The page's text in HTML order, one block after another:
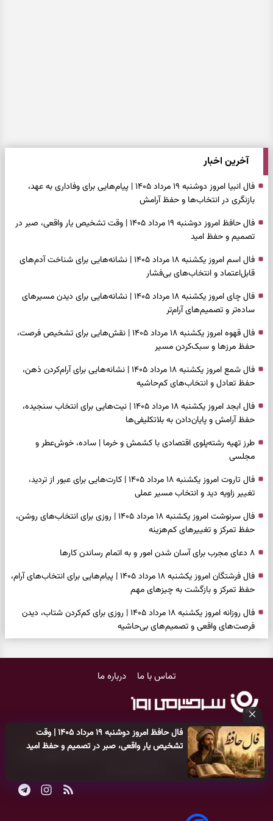
فال حافظ امروز دوشنبه ۱۹ مرداد ۱۴۰۵ | وقت
تشخیص یار واقعی، صبر در تصمیم و حفظ امید
آخرین اخبار
فال انبیا امروز دوشنبه ۱۹ مرداد ۱۴۰۵ | پیام‌هایی برای وفاداری به عهد،
بازنگری در انتخاب‌ها و حفظ آرامش
فال حافظ امروز دوشنبه ۱۹ مرداد ۱۴۰۵ | وقت تشخیص یار واقعی، صبر در
تصمیم و حفظ امید
فال اسم امروز یکشنبه ۱۸ مرداد ۱۴۰۵ | نشانه‌هایی برای شناخت آدم‌های
قابل‌اعتماد و انتخاب‌های بی‌فشار
فال چای امروز یکشنبه ۱۸ مرداد ۱۴۰۵ | نشانه‌هایی برای دیدن مسیرهای
ساده‌تر و تصمیم‌های آرام‌تر
فال قهوه امروز یکشنبه ۱۸ مرداد ۱۴۰۵ | نقش‌هایی برای تشخیص فرصت،
حفظ مرزها و سبک‌کردن مسیر
فال شمع امروز یکشنبه ۱۸ مرداد ۱۴۰۵ | نشانه‌هایی برای آرام‌کردن ذهن،
حفظ تعادل و انتخاب‌های کم‌حاشیه
فال ابجد امروز یکشنبه ۱۸ مرداد ۱۴۰۵ | نیت‌هایی برای انتخاب سنجیده،
حفظ آرامش و پایان‌دادن به بلاتکلیفی‌ها
طرز تهیه رشته‌پلوی اقتصادی با کشمش و خرما | ساده، خوش‌عطر و
مجلسی
فال تاروت امروز یکشنبه ۱۸ مرداد ۱۴۰۵ | کارت‌هایی برای عبور از تردید،
تغییر زاویه دید و انتخاب مسیر عملی
فال سرنوشت امروز یکشنبه ۱۸ مرداد ۱۴۰۵ | روزی برای انتخاب‌های روشن،
حفظ تمرکز و تغییرهای کم‌هزینه
۸ دعای مجرب برای آسان شدن امور و به اتمام رساندن کار‌ها
فال فرشتگان امروز یکشنبه ۱۸ مرداد ۱۴۰۵ | پیام‌هایی برای انتخاب‌های آرام،
حفظ تمرکز و بازگشت به چیزهای مهم
فال روزانه امروز یکشنبه ۱۸ مرداد ۱۴۰۵ | روزی برای کم‌کردن شتاب، دیدن
فرصت‌های واقعی و تصمیم‌های بی‌حاشیه
واقعی، کم‌کردن بار اضافه و تصمیم بدون عجله
حفظ چیزهایی که ارزش ماندن دارند
دعای نجات از گرفتاری، غم و فقر؛ وقتی راه‌ها بسته شد این دعای معتبر را
بخوانید
فال فرشتگان امروز شنبه ۱۷ مرداد ۱۴۰۵ | پیام‌هایی برای شروع سنجیده،
تماس با ما درباره ما
کلیه حقوق مادی و معنوی این سایت متعلق به پایگاه خبری سرگرمی روز
می‌باشد و هر گونه کپی‌برداری توسط دیگر سایت‌ها
اکیدا ممنوع
می‌باشد